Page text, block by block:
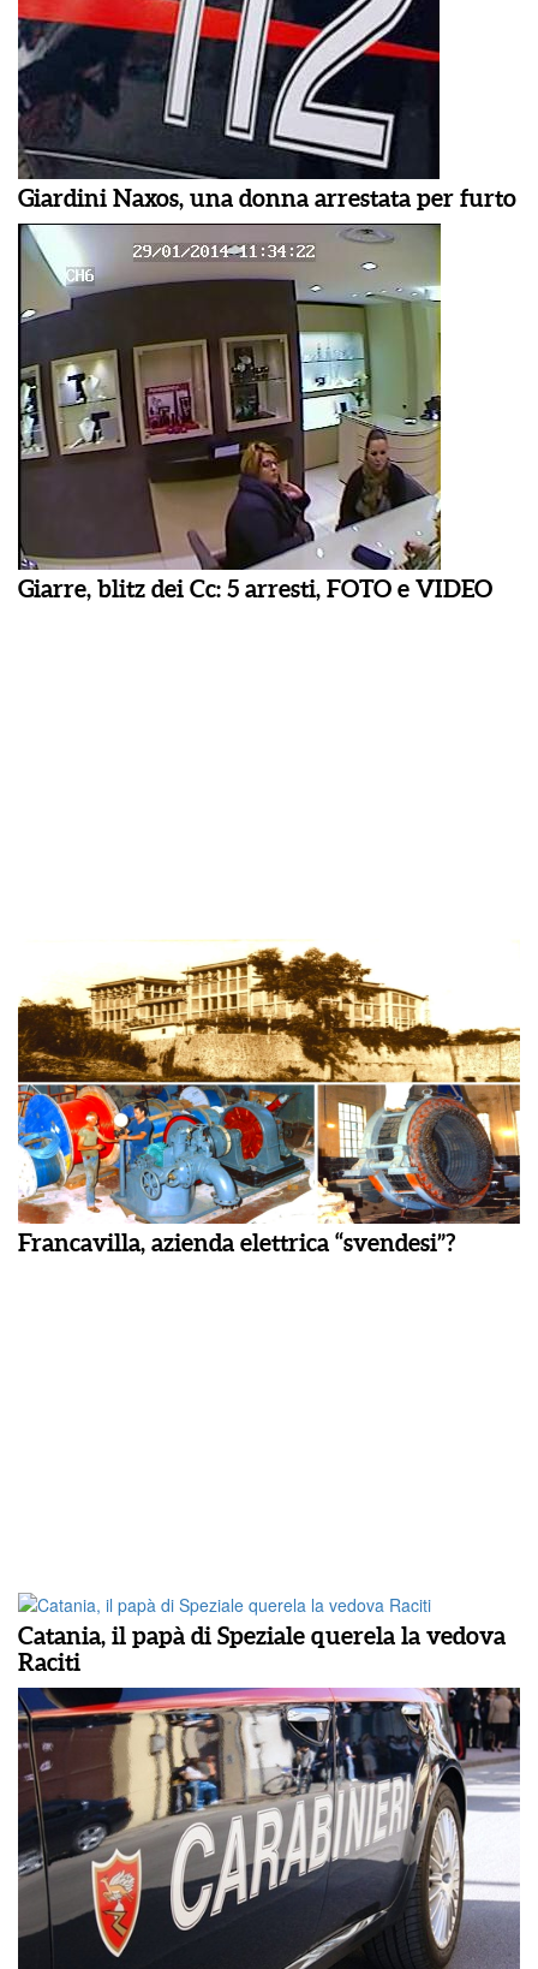
Giardini Naxos, una donna arrestata per furto
Giarre, blitz dei Cc: 5 arresti, FOTO e VIDEO
Francavilla, azienda elettrica “svendesi”?
Catania, il papà di Speziale querela la vedova
Raciti